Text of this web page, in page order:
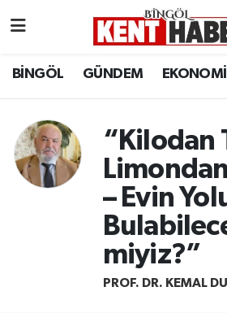
BİNGÖL GÜNDEM EKONOMİ
“Kilodan
– Evin
miyiz?”
PROF. DR. KEMAL
BİLİM-TEKNOLOJİ
DÜNYA
EĞİTİM
EKONOMİ
Bingöl Hava Durumu
Bingöl Namaz Vakitleri
Bingöl Trafik Yoğunluk
Süper Lig Puan Durumu ve
Tüm Manşetler